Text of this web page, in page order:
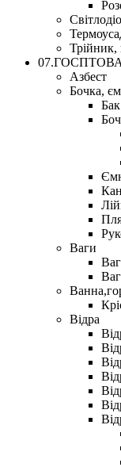
Трійник,
Азбест
Бочка,
Бак
Ваги
Відра